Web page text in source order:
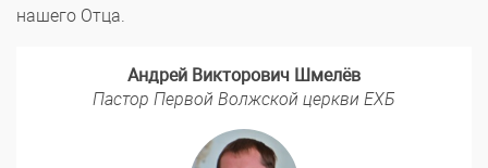
нашего Отца.
Андрей Викторович Шмелёв
Пастор Первой Волжской церкви ЕХБ